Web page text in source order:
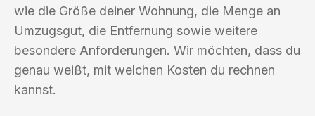
wie die Größe deiner Wohnung, die Menge an
Umzugsgut, die Entfernung sowie weitere
besondere Anforderungen. Wir möchten, dass du
genau weißt, mit welchen Kosten du rechnen
kannst.